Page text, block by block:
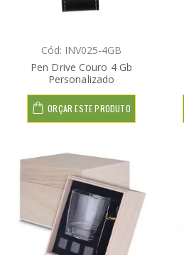
Cód: INV025-4GB
Pen Drive Couro 4 Gb
Personalizado
ORÇAR ESTE PRODUTO